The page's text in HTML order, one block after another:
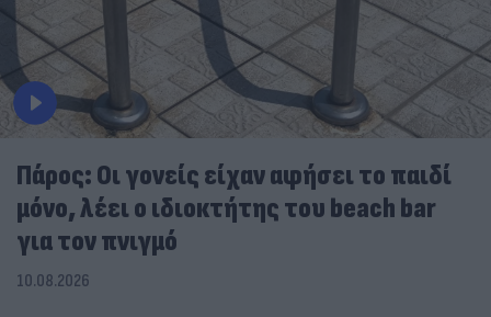
Πάρος: Οι γονείς είχαν αφήσει το παιδί
μόνο, λέει ο ιδιοκτήτης του beach bar
για τον πνιγμό
10.08.2026